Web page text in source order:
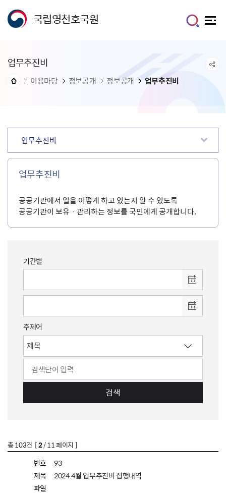
국립영천호국원
업무추진비
이용마당 정보공개 정보공개 업무추진비
업무추진비
업무추진비
공공기관에서 일을 어떻게 하고 있는지 알 수 있도록
공공기관이 보유ㆍ관리하는 정보를 국민에게 공개합니다.
기간별
주제어
검색
총103건 [2/ 11 페이지 ]
번호
93
제목
2024.4월 업무추진비 집행내역
파일